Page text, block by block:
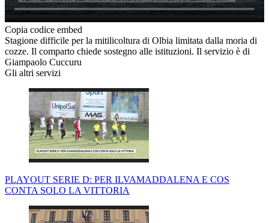
Copia codice embed
Stagione difficile per la mitilicoltura di Olbia limitata dalla moria di
cozze. Il comparto chiede sostegno alle istituzioni. Il servizio è di
Giampaolo Cuccuru
Gli altri servizi
PLAYOUT SERIE D: PER ILVAMADDALENA E COS
CONTA SOLO LA VITTORIA